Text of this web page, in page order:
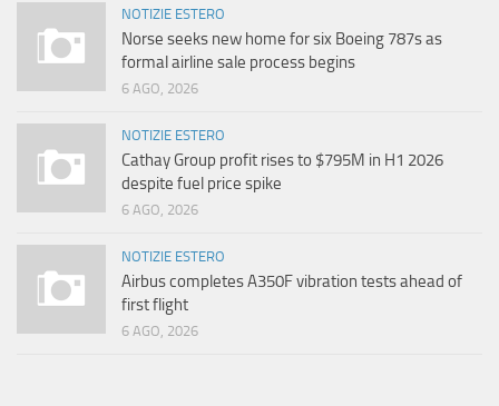
NOTIZIE ESTERO
Norse seeks new home for six Boeing 787s as
formal airline sale process begins
6 AGO, 2026
NOTIZIE ESTERO
Cathay Group profit rises to $795M in H1 2026
despite fuel price spike
6 AGO, 2026
NOTIZIE ESTERO
Airbus completes A350F vibration tests ahead of
first flight
6 AGO, 2026